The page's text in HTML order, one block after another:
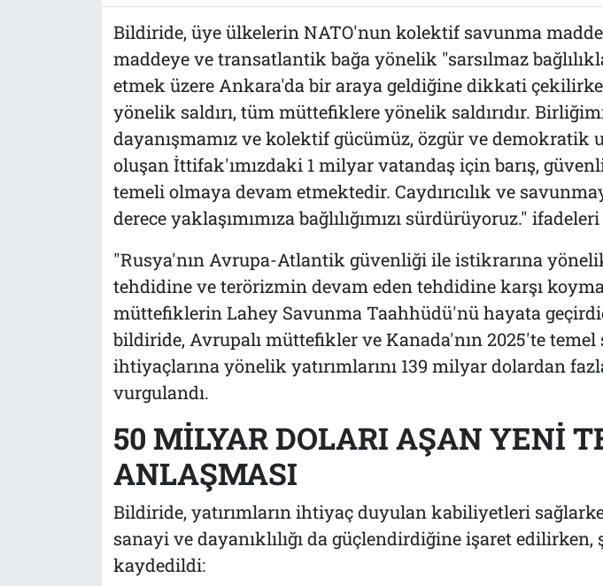
Bildiride, üye ülkelerin NATO'nun kolektif savunma
maddeye ve transatlantik bağa yönelik "sarsılmaz
etmek üzere Ankara'da bir araya geldiğine dikkati
yönelik saldırı, tüm müttefiklere yönelik saldırıdır.
dayanışmamız ve kolektif gücümüz, özgür ve demokratik
oluşan İttifak'ımızdaki 1 milyar vatandaş için barış,
temeli olmaya devam etmektedir. Caydırıcılık ve
derece yaklaşımımıza bağlılığımızı sürdürüyoruz."
"Rusya'nın Avrupa-Atlantik güvenliği ile istikrarına
tehdidine ve terörizmin devam eden tehdidine karşı
müttefiklerin Lahey Savunma Taahhüdü'nü hayata
bildiride, Avrupalı müttefikler ve Kanada'nın 2025'te temel
ihtiyaçlarına yönelik yatırımlarını 139 milyar dolardan
vurgulandı.
50 MİLYAR DOLARI AŞAN YENİ
ANLAŞMASI
Bildiride, yatırımların ihtiyaç duyulan kabiliyetleri
sanayi ve dayanıklılığı da güçlendirdiğine işaret edilirken,
kaydedildi: